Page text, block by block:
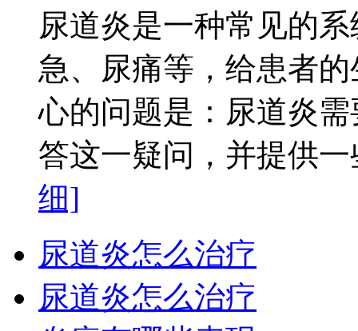
尿道炎是一种常见的
急、尿痛等，给患者
心的问题是：尿道炎
答这一疑问，并提供
细]
尿道炎怎么治疗
尿道炎怎么治疗